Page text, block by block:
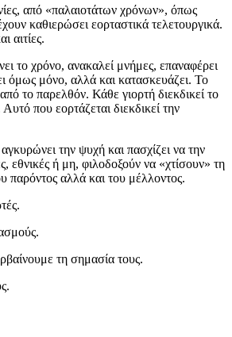
από «παλαιοτάτων χρόνων», όπως
καθιερώσει εορταστικά τελετουργικά.
αιτίες.
το χρόνο, ανακαλεί μνήμες, επαναφέρει
όμως μόνο, αλλά και κατασκευάζει. Το
το παρελθόν. Κάθε γιορτή διεκδικεί το
που εορτάζεται διεκδικεί την
την ψυχή και πασχίζει να την
εθνικές ή μη, φιλοδοξούν να «χτίσουν» τη
παρόντος αλλά και του μέλλοντος.
τη σημασία τους.